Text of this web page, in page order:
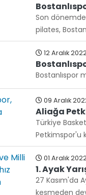
Son dönemde
pilates,
12 Aralık
Bostanlıspor
09 Aralık
Aliağa
Türkiye
Petkimspor'u
01 Aralık
1. Ayak
27 Kasım'da
kesmeden